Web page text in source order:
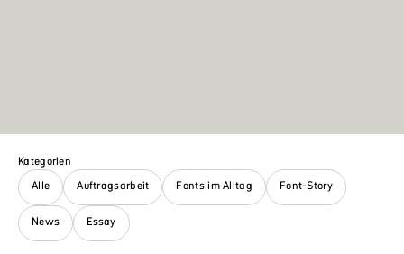
Kategorien
Alle
Auftragsarbeit Fonts im Alltag Font-Story
News Essay